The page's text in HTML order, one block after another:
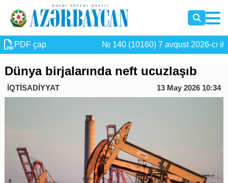
PDF çap № 140 (10160) 7 avqust 2026-cı il
Dünya birjalarında neft ucuzlaşıb
İQTİSADİYYAT 13 May 2026 10:34